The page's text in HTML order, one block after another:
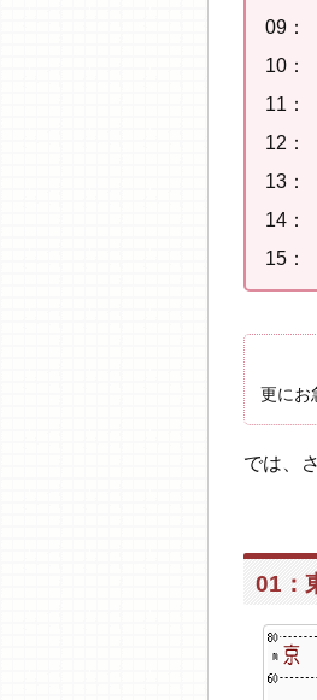
09：
10：
11
12
13：
14：
15：
更にお
では、
01：